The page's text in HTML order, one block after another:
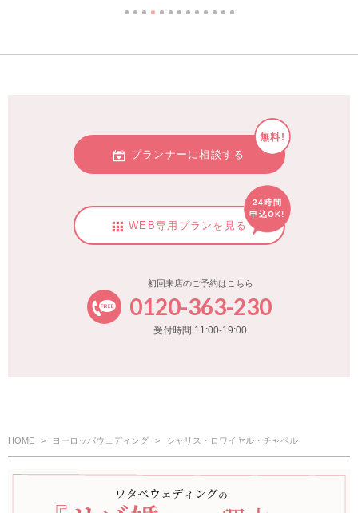
プランナーに相談する
無料!
WEB専用プランを見る
24時間
申込OK!
初回来店のご予約はこちら
0120-363-230
受付時間 11:00-19:00
HOME ヨーロッパウェディング シャリス・ロワイヤル・チャペル